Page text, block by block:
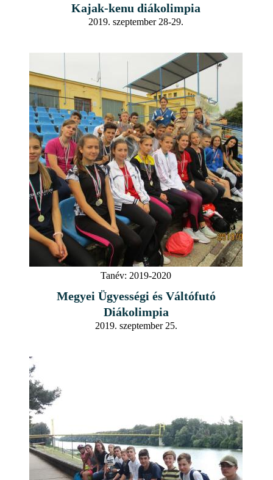
Kajak-kenu diákolimpia
2019. szeptember 28-29.
Tanév: 2019-2020
Megyei Ügyességi és Váltófutó
Diákolimpia
2019. szeptember 25.